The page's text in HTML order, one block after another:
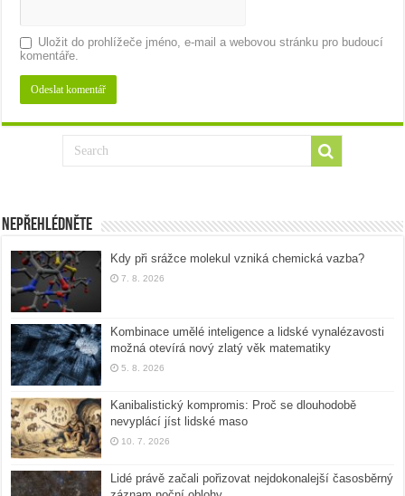
Uložit do prohlížeče jméno, e-mail a webovou stránku pro budoucí
komentáře.
Nepřehlédněte
Kdy při srážce molekul vzniká chemická vazba?
7. 8. 2026
Kombinace umělé inteligence a lidské vynalézavosti
možná otevírá nový zlatý věk matematiky
5. 8. 2026
Kanibalistický kompromis: Proč se dlouhodobě
nevyplácí jíst lidské maso
10. 7. 2026
Lidé právě začali pořizovat nejdokonalejší časosběrný